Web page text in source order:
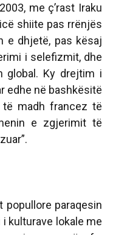
me ç’rast Iraku
shiite pas rrënjës
e dhjetë, pas kësaj
i selefizmit, dhe
global. Ky drejtim i
edhe në bashkësitë
të madh francez të
e zgjerimit të
paraqesin
kulturave lokale me